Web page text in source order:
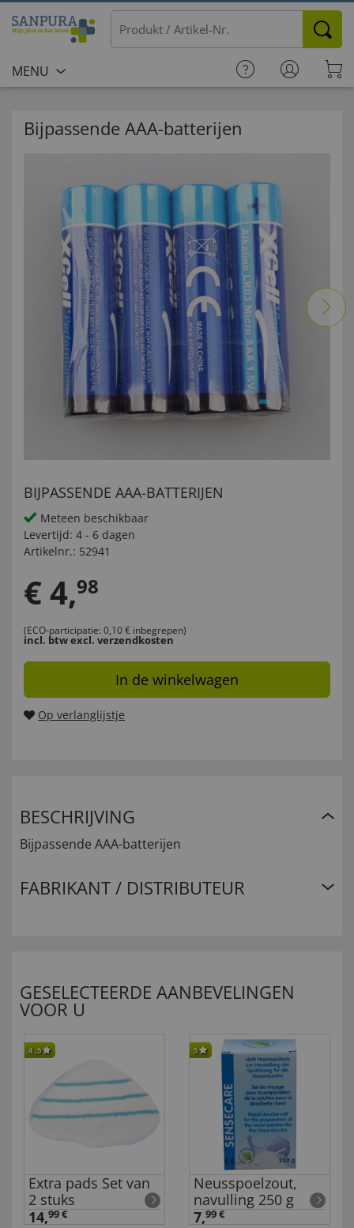
MENU
Bijpassende AAA-batterijen
BIJPASSENDE AAA-BATTERIJEN
Meteen beschikbaar
Levertijd: 4 - 6 dagen
Artikelnr.: 52941
€4,98
(ECO-participatie: 0,10 € inbegrepen)
incl. btwexcl. verzendkosten
In de winkelwagen
Op verlanglijstje
BESCHRIJVING
Bijpassende AAA-batterijen
FABRIKANT / DISTRIBUTEUR
GESELECTEERDE AANBEVELINGEN
VOOR U
4,5
Extra pads Set van
2 stuks
14,99 €
5
Neusspoelzout,
navulling 250 g
7,99 €